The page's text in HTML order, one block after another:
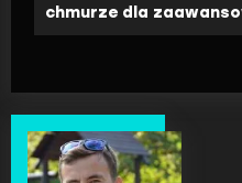
chmurze dla